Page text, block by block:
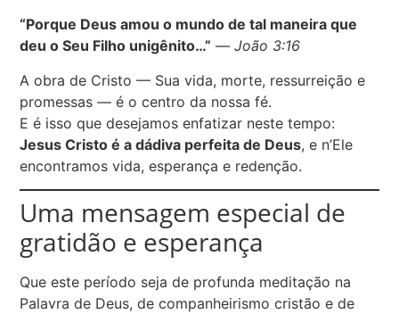
“Porque Deus amou o mundo de tal maneira que
deu o Seu Filho unigênito…” —João 3:16
A obra de Cristo — Sua vida, morte, ressurreição e
promessas — é o centro da nossa fé.
E é isso que desejamos enfatizar neste tempo:
Jesus Cristo é a dádiva perfeita de Deus, e n’Ele
encontramos vida, esperança e redenção.
Uma mensagem especial de
gratidão e esperança
Que este período seja de profunda meditação na
Palavra de Deus, de companheirismo cristão e de